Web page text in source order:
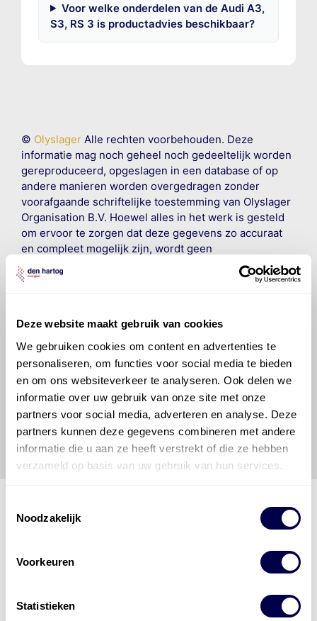
Deze website maakt gebruik van cookies
We gebruiken cookies om content en advertenties te
personaliseren, om functies voor social media te bieden
en om ons websiteverkeer te analyseren. Ook delen we
informatie over uw gebruik van onze site met onze
partners voor social media, adverteren en analyse. Deze
partners kunnen deze gegevens combineren met andere
informatie die u aan ze heeft verstrekt of die ze hebben
verzameld op basis van uw gebruik van hun services.
Noodzakelijk
Voorkeuren
Statistieken
Voor welke onderdelen van de Audi A3,
S3, RS 3 is productadvies beschikbaar?
© OlyslagerAlle rechten voorbehouden. Deze
informatie mag noch geheel noch gedeeltelijk worden
gereproduceerd, opgeslagen in een database of op
andere manieren worden overgedragen zonder
voorafgaande schriftelijke toestemming van Olyslager
Organisation B.V. Hoewel alles in het werk is gesteld
om ervoor te zorgen dat deze gegevens zo accuraat
en compleet mogelijk zijn, wordt geen
aansprakelijkheid aanvaard, anders dan waartoe een
wettelijke verplichting bestaat, voor schade of verlies
raadplegen en te gebruiken erkent de gebruiker dat
hij/zij de ervaring, de kennis en het vermogen heeft
om de vereiste onderhoudswerkzaamheden op een
veilige en verantwoorde manier uit te voeren. Hij/zij
vrijwaart en indemniseert de uitgever enDen Hartog
Energies voor enig verlies, letsel, claim en schade
veroorzaakt door een onjuiste interpretatie of een
onjuist gebruik van de gepubliceerde gegevens.